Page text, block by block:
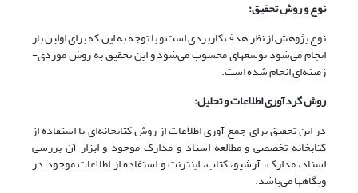
نوع و روش تحقیق:
نوع پژوهش از نظر هدف کاربردی است و با توجه به این که برای اولین بار
انجام می‌شود توسعه­ای محسوب می‌شود و این تحقیق به روش موردی-
زمینه‌ای انجام شده است.
روش گردآوری اطلاعات و تحلیل:
در این تحقیق برای جمع آوری اطلاعات از روش کتابخانه‌ای با استفاده از
کتابخانه تخصصی و مطالعه اسناد و مدارک موجود و ابزار آن بررسی
اسناد، مدارک، آرشیو، کتاب، اینترنت و استفاده از اطلاعات موجود در
وبگاه­ها می‌باشد.